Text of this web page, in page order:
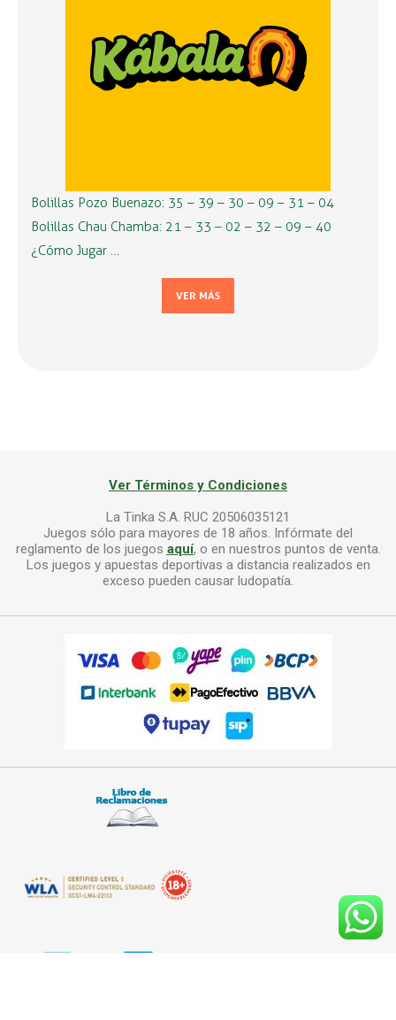
Bolillas Pozo Buenazo: 35 – 39 – 30 – 09 – 31 – 04
Bolillas Chau Chamba: 21 – 33 – 02 – 32 – 09 – 40
¿Cómo Jugar …
VER MÁS
Ver Términos y Condiciones
La Tinka S.A. RUC 20506035121
Juegos sólo para mayores de 18 años. Infórmate del
reglamento de los juegos aquí, o en nuestros puntos de venta.
Los juegos y apuestas deportivas a distancia realizados en
exceso pueden causar ludopatía.